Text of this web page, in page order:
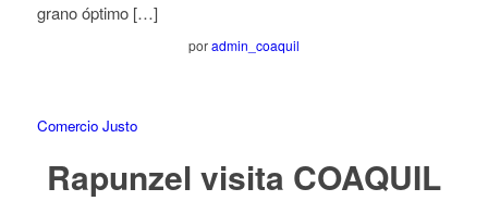
grano óptimo […]
poradmin_coaquil
Comercio Justo
Rapunzel visita COAQUIL